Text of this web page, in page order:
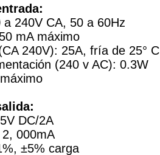
240V CA, 50 a 60Hz
mA máximo
240V): 25A, fría de 25° C
(240 v AC): 0.3W
DC/2A
000mA
±5% carga